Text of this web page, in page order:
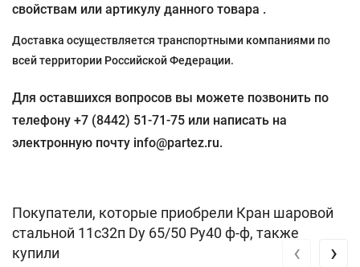
свойствам или артикулу данного товара .
Доставка осуществляется транспортными компаниями по
всей территории Российской Федерации.
Для оставшихся вопросов вы можете позвонить по
телефону +7 (8442) 51-71-75 или написать на
электронную почту info@partez.ru.
Покупатели, которые приобрели Кран шаровой
стальной 11с32п Dу 65/50 Pу40 ф-ф, также
купили
‹ ›